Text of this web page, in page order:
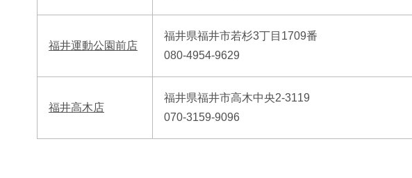
福井運動公園前店
福井県福井市若杉3丁目1709番
080-4954-9629
福井高木店
福井県福井市高木中央2-3119
070-3159-9096